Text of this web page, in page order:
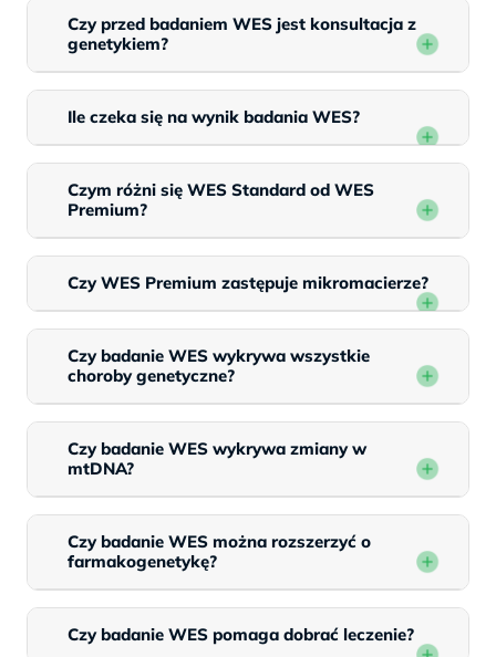
Czy przed badaniem WES jest konsultacja z
genetykiem?
Ile czeka się na wynik badania WES?
Czym różni się WES Standard od WES
Premium?
Czy WES Premium zastępuje mikromacierze?
Czy badanie WES wykrywa wszystkie
choroby genetyczne?
Czy badanie WES wykrywa zmiany w
mtDNA?
Czy badanie WES można rozszerzyć o
farmakogenetykę?
Czy badanie WES pomaga dobrać leczenie?